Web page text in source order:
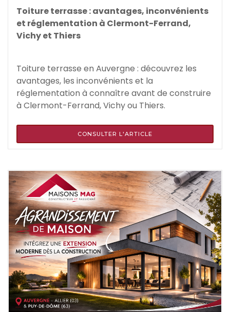
Toiture terrasse : avantages, inconvénients
et réglementation à Clermont-Ferrand,
Vichy et Thiers
Toiture terrasse en Auvergne : découvrez les
avantages, les inconvénients et la
réglementation à connaître avant de construire
à Clermont-Ferrand, Vichy ou Thiers.
CONSULTER L'ARTICLE